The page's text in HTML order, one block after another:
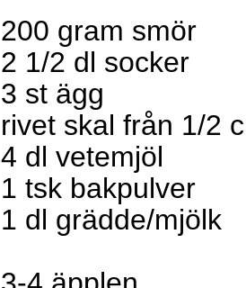
200 gram smör
2 1/2 dl socker
3 st ägg
rivet skal från 1/2
4 dl vetemjöl
1 tsk bakpulver
1 dl grädde/mjölk